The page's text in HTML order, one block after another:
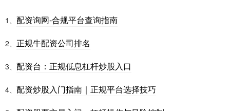
1、 配资询网-合规平台查询指南
2、 正规牛配资公司排名
3、 配资台：正规低息杠杆炒股入口
4、 配资炒股入门指南｜正规平台选择技巧